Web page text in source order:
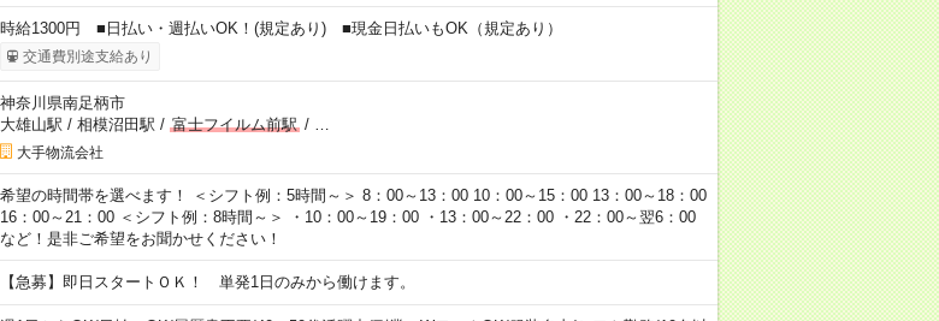
時給1300円 ■日払い・週払いOK！(規定あり) ■現金日払いもOK（規定あり）
交通費別途支給あり
神奈川県南足柄市
大雄山駅 / 相模沼田駅 / 富士フイルム前駅/
大手物流会社
希望の時間帯を選べます！ ＜シフト例：5時間～＞ 8：00～13：00 10：00～15：00 13：00～18：00
16：00～21：00 ＜シフト例：8時間～＞ ・10：00～19：00 ・13：00～22：00 ・22：00～翌6：00
など！是非ご希望をお聞かせください！
【急募】即日スタートＯＫ！ 単発1日のみから働けます。